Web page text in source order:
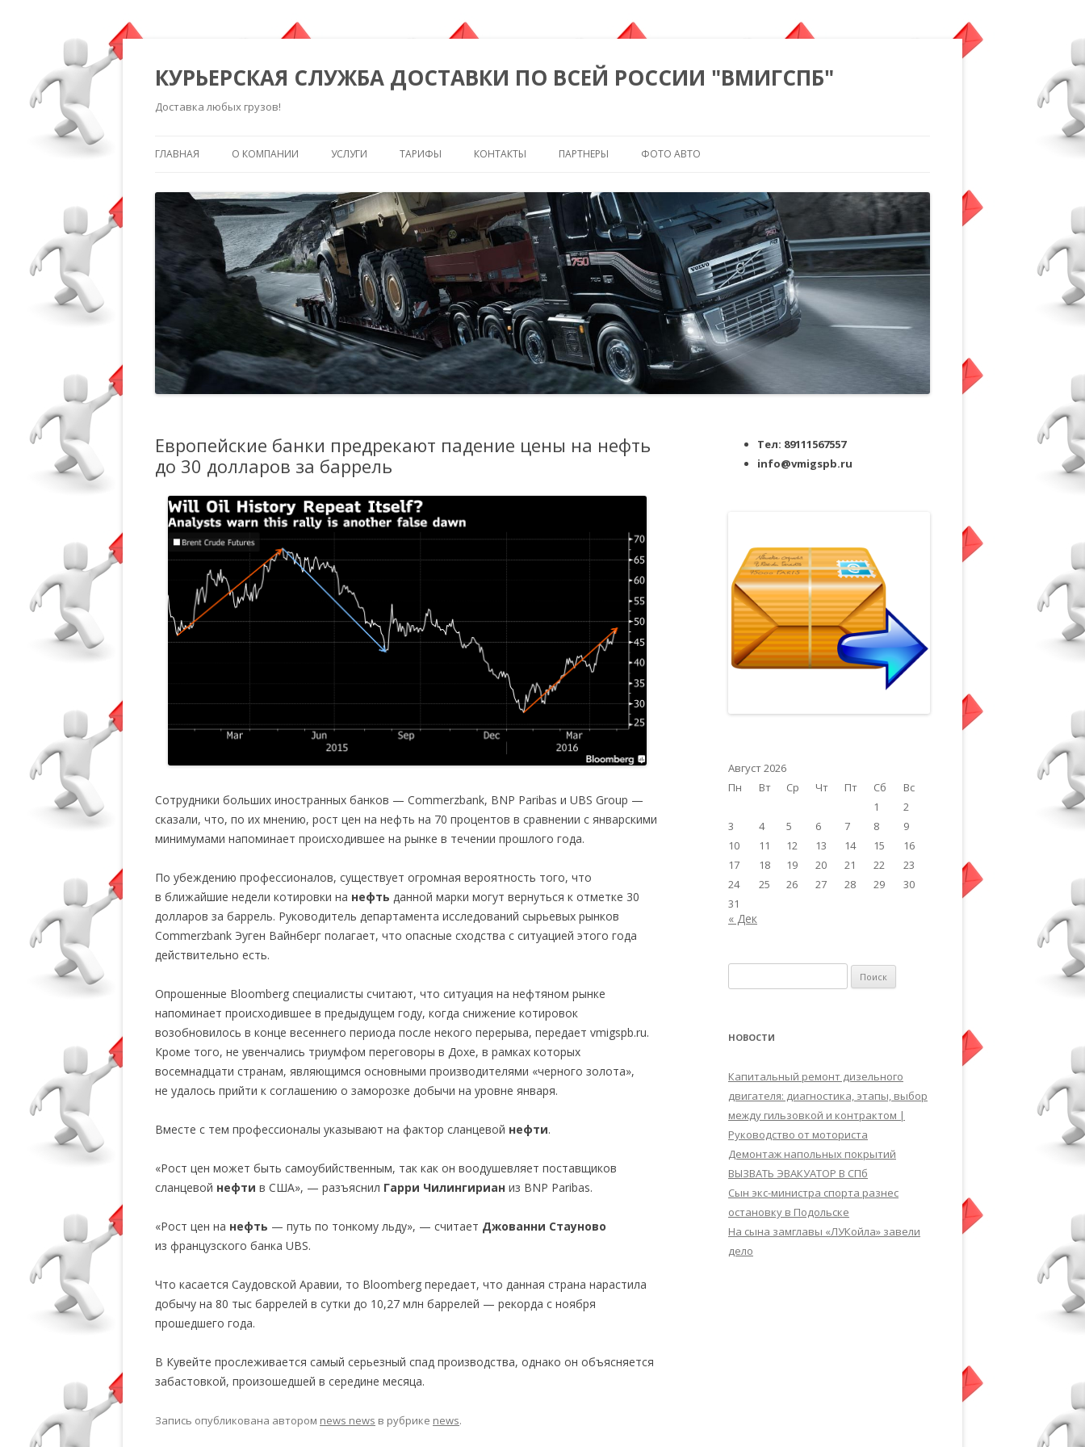
КУРЬЕРСКАЯ СЛУЖБА ДОСТАВКИ ПО ВСЕЙ РОССИИ "ВМИГСПБ"
Доставка любых грузов!
ГЛАВНАЯ О КОМПАНИИ УСЛУГИ ТАРИФЫ КОНТАКТЫ ПАРТНЕРЫ ФОТО АВТО
Европейские банки предрекают падение цены на нефть
до 30 долларов за баррель
Сотрудники больших иностранных банков — Commerzbank, BNP Paribas и UBS Group —
сказали, что, по их мнению, рост цен на нефть на 70 процентов в сравнении с январскими
минимумами напоминает происходившее на рынке в течении прошлого года.
По убеждению профессионалов, существует огромная вероятность того, что
в ближайшие недели котировки на нефть данной марки могут вернуться к отметке 30
долларов за баррель. Руководитель департамента исследований сырьевых рынков
Commerzbank Эуген Вайнберг полагает, что опасные сходства с ситуацией этого года
действительно есть.
Опрошенные Bloomberg специалисты считают, что ситуация на нефтяном рынке
напоминает происходившее в предыдущем году, когда снижение котировок
возобновилось в конце весеннего периода после некого перерыва, передает vmigspb.ru.
Кроме того, не увенчались триумфом переговоры в Дохе, в рамках которых
восемнадцати странам, являющимся основными производителями «черного золота»,
не удалось прийти к соглашению о заморозке добычи на уровне января.
Вместе с тем профессионалы указывают на фактор сланцевой нефти.
«Рост цен может быть самоубийственным, так как он воодушевляет поставщиков
сланцевой нефти в США», — разъяснил Гарри Чилингириан из BNP Paribas.
«Рост цен на нефть — путь по тонкому льду», — считает Джованни Стауново
из французского банка UBS.
Что касается Саудовской Аравии, то Bloomberg передает, что данная страна нарастила
добычу на 80 тыс баррелей в сутки до 10,27 млн баррелей — рекорда с ноября
прошедшего года.
В Кувейте прослеживается самый серьезный спад производства, однако он объясняется
забастовкой, произошедшей в середине месяца.
Запись опубликована автором news news в рубрике news.
Тел: 89111567557
info@vmigspb.ru
Август 2026
Пн
Вт Ср Чт Пт Сб
Вс
1
2
3
4 5 6 7 8
9
10
11 12 13 14 15
16
17
18 19 20 21 22
23
24
25 26 27 28 29
30
31
« Дек
НОВОСТИ
Капитальный ремонт дизельного
двигателя: диагностика, этапы, выбор
между гильзовкой и контрактом |
Руководство от моториста
Демонтаж напольных покрытий
ВЫЗВАТЬ ЭВАКУАТОР В СПб
Сын экс-министра спорта разнес
остановку в Подольске
На сына замглавы «ЛУКойла» завели
дело